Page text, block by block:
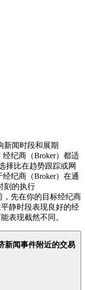
新闻时段和展期
经纪商（Broker）都适
择比在趋势跟踪或网
纪商（Broker）在通
刻的执行
，先在你的目标经纪商
平静时段表现良好的经
表现截然不同。
新闻事件附近的交易